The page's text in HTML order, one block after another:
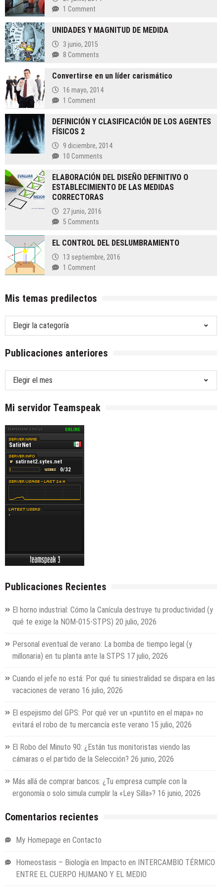
1 Comment
UNIDADES Y MAGNITUD DE MEDIDA
3 junio, 2015
8 Comments
Convertirse en un líder carismático
16 mayo, 2014
1 Comment
DEFINICIÓN Y CLASIFICACIÓN DE LOS AGENTES
FÍSICOS 2
9 diciembre, 2014
10 Comments
ELABORACIÓN DEL DISEÑO DEFINITIVO O
ESTABLECIMIENTO DE LAS MEDIDAS
CORRECTORAS
27 junio, 2016
5 Comments
EL CONTROL DEL DESLUMBRAMIENTO
13 septiembre, 2016
1 Comment
Mis temas predilectos
Mis
temas
Publicaciones anteriores
Publicaciones
anteriores
Mi servidor Teamspeak
Publicaciones Recientes
El horno industrial: Cómo la Canícula destruye tu productividad (y
qué te exige la NOM-015-STPS) 20 julio, 2026
Personal eventual de verano: La bomba de tiempo legal (y
millonaria) en tu planta ante la STPS 17 julio, 2026
Cuando el jefe no está: Por qué tu siniestralidad se dispara en las
vacaciones de verano 16 julio, 2026
El espejismo del GPS: Por qué ver un «puntito en el mapa» no
evitará el robo de tu mercancía este verano 15 julio, 2026
El Robo del Minuto 90: ¿Están tus monitoristas viendo las
cámaras o el partido de la Selección? 26 junio, 2026
Más allá de comprar bancos: ¿Tu empresa cumple con la
ergonomía o solo simula cumplir la «Ley Silla»? 16 junio, 2026
Comentarios recientes
My Homepage en Contacto
Homeostasis – Biología en Impacto en
INTERCAMBIO TÉRMICO
ENTRE EL CUERPO HUMANO Y EL MEDIO